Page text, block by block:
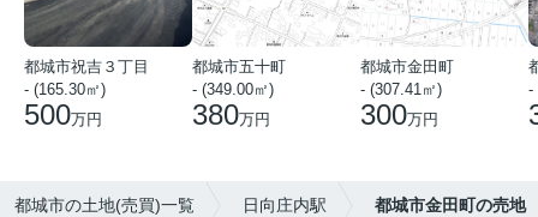
都城市祝吉３丁目
- (165.30㎡)
500万円
都城市五十町
- (349.00㎡)
380万円
都城市金田町
- (307.41㎡)
300万円
-
都城市の土地(売買)一覧 日向庄内駅 都城市金田町の売地